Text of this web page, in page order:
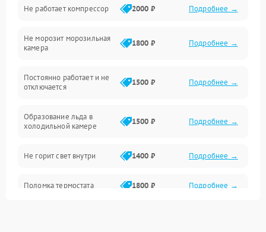
Электропитание
Дренаж
Не работает компрессор 2000 ₽ Подробнее →
Не морозит морозильная
камера
1800 ₽ Подробнее →
Постоянно работает и не
отключается
1500 ₽ Подробнее →
Образование льда в
холодильной камере
1500 ₽ Подробнее →
Не горит свет внутри 1400 ₽ Подробнее →
Поломка термостата 1800 ₽ Подробнее →